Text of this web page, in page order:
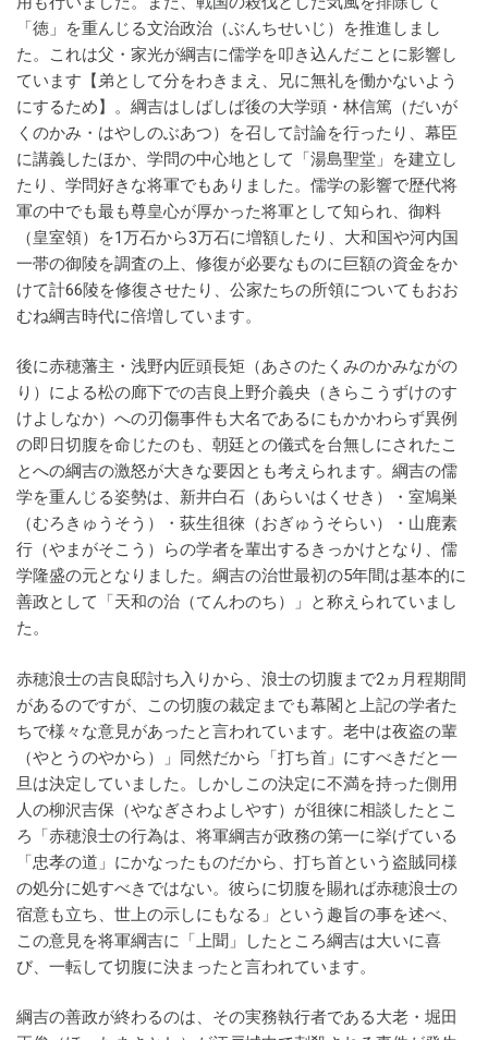
「徳」を重んじる文治政治（ぶんちせいじ）を推進しまし
た。これは父・家光が綱吉に儒学を叩き込んだことに影響し
ています【弟として分をわきまえ、兄に無礼を働かないよう
にするため】。綱吉はしばしば後の大学頭・林信篤（だいが
くのかみ・はやしのぶあつ）を召して討論を行ったり、幕臣
に講義したほか、学問の中心地として「湯島聖堂」を建立し
たり、学問好きな将軍でもありました。儒学の影響で歴代将
軍の中でも最も尊皇心が厚かった将軍として知られ、御料
（皇室領）を1万石から3万石に増額したり、大和国や河内国
一帯の御陵を調査の上、修復が必要なものに巨額の資金をか
けて計66陵を修復させたり、公家たちの所領についてもおお
むね綱吉時代に倍増しています。
後に赤穂藩主・浅野内匠頭長矩（あさのたくみのかみながの
り）による松の廊下での吉良上野介義央（きらこうずけのす
けよしなか）への刃傷事件も大名であるにもかかわらず異例
の即日切腹を命じたのも、朝廷との儀式を台無しにされたこ
とへの綱吉の激怒が大きな要因とも考えられます。綱吉の儒
学を重んじる姿勢は、新井白石（あらいはくせき）・室鳩巣
（むろきゅうそう）・荻生徂徠（おぎゅうそらい）・山鹿素
行（やまがそこう）らの学者を輩出するきっかけとなり、儒
学隆盛の元となりました。綱吉の治世最初の5年間は基本的に
善政として「天和の治（てんわのち）」と称えられていまし
た。
赤穂浪士の吉良邸討ち入りから、浪士の切腹まで2ヵ月程期間
があるのですが、この切腹の裁定までも幕閣と上記の学者た
ちで様々な意見があったと言われています。老中は夜盗の輩
（やとうのやから）」同然だから「打ち首」にすべきだと一
旦は決定していました。しかしこの決定に不満を持った側用
人の柳沢吉保（やなぎさわよしやす）が徂徠に相談したとこ
ろ「赤穂浪士の行為は、将軍綱吉が政務の第一に挙げている
「忠孝の道」にかなったものだから、打ち首という盗賊同様
の処分に処すべきではない。彼らに切腹を賜れば赤穂浪士の
宿意も立ち、世上の示しにもなる」という趣旨の事を述べ、
この意見を将軍綱吉に「上聞」したところ綱吉は大いに喜
び、一転して切腹に決まったと言われています。
綱吉の善政が終わるのは、その実務執行者である大老・堀田